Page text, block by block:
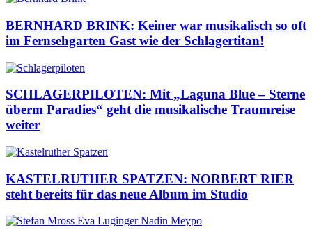
BERNHARD BRINK: Keiner war musikalisch so oft
im Fernsehgarten Gast wie der Schlagertitan!
SCHLAGERPILOTEN: Mit „Laguna Blue – Sterne
überm Paradies“ geht die musikalische Traumreise
weiter
KASTELRUTHER SPATZEN: NORBERT RIER
steht bereits für das neue Album im Studio